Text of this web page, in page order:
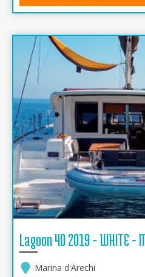
Lagoon 40 2019 - WHITE
Marina d'Arechi